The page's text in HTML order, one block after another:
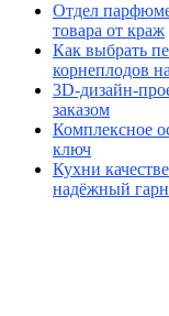
Отдел
товара от краж
Как выбрать
корнеплодов
3D-дизайн-
заказом
Комплексное
ключ
Кухни
надёжный